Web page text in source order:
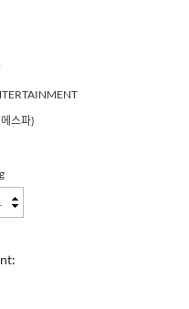
스파)